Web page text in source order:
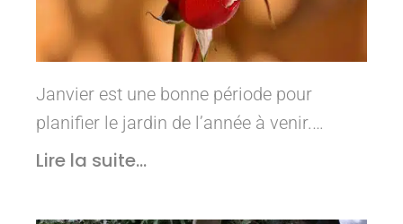
Janvier est une bonne période pour
planifier le jardin de l’année à venir.…
Lire la suite...